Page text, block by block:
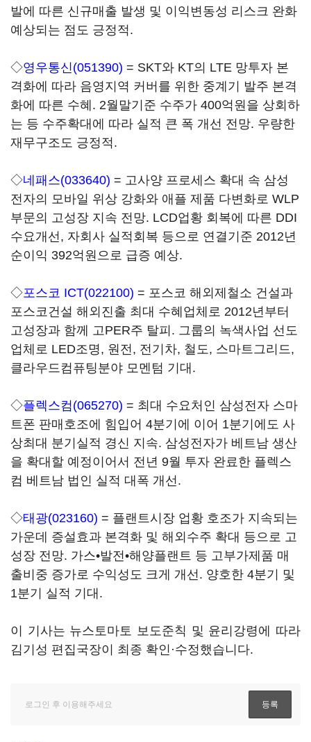
발에 따른 신규매출 발생 및 이익변동성 리스크 완화
예상되는 점도 긍정적.
◇영우통신(051390) = SKT와 KT의 LTE 망투자 본
격화에 따라 음영지역 커버를 위한 중계기 발주 본격
화에 따른 수혜. 2월말기준 수주가 400억원을 상회하
는 등 수주확대에 따라 실적 큰 폭 개선 전망. 우량한
재무구조도 긍정적.
◇네패스(033640) = 고사양 프로세스 확대 속 삼성
전자의 모바일 위상 강화와 애플 제품 다변화로 WLP
부문의 고성장 지속 전망. LCD업황 회복에 따른 DDI
수요개선, 자회사 실적회복 등으로 연결기준 2012년
순이익 392억원으로 급증 예상.
◇포스코 ICT(022100) = 포스코 해외제철소 건설과
포스코건설 해외진출 최대 수혜업체로 2012년부터
고성장과 함께 고PER주 탈피. 그룹의 녹색사업 선도
업체로 LED조명, 원전, 전기차, 철도, 스마트그리드,
클라우드컴퓨팅분야 모멘텀 기대.
◇플렉스컴(065270) = 최대 수요처인 삼성전자 스마
트폰 판매호조에 힘입어 4분기에 이어 1분기에도 사
상최대 분기실적 경신 지속. 삼성전자가 베트남 생산
을 확대할 예정이어서 전년 9월 투자 완료한 플렉스
컴 베트남 법인 실적 대폭 개선.
◇태광(023160) = 플랜트시장 업황 호조가 지속되는
가운데 증설효과 본격화 및 해외수주 확대 등으로 고
성장 전망. 가스•발전•해양플랜트 등 고부가제품 매
출비중 증가로 수익성도 크게 개선. 양호한 4분기 및
1분기 실적 기대.
이 기사는 뉴스토마토 보도준칙 및 윤리강령에 따라
김기성 편집국장이 최종 확인·수정했습니다.